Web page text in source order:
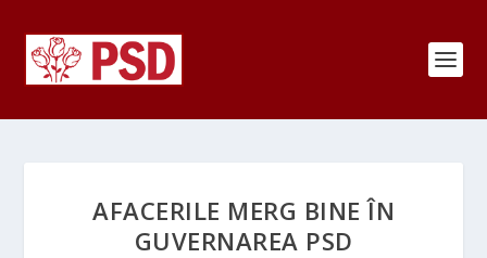
AFACERILE MERG BINE ÎN
GUVERNAREA PSD